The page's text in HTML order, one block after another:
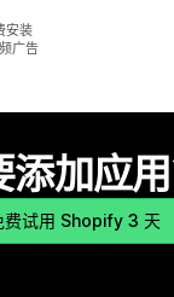
安装
广告
加应用
费试用 Shopify 3 天